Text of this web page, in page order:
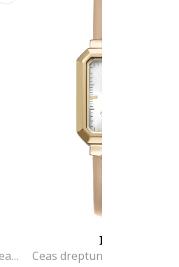
Ceas analog rotund cu o curea de piele, Auriu/Negru
DKNY